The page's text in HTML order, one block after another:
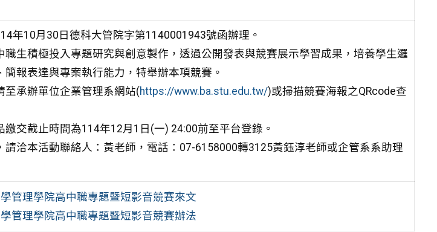
年10月30日德科大管院字第1140001943號函辦理。
職生積極投入專題研究與創意製作，透過公開發表與競賽展示學習成果，培養學生邏
簡報表達與專案執行能力，特舉辦本項競賽。
至承辦單位企業管理系網站(https://www.ba.stu.edu.tw/)或掃描競賽海報之QRcode查
繳交截止時間為114年12月1日(一) 24:00前至平台登錄。
請洽本活動聯絡人：黃老師，電話：07-6158000轉3125黃鈺淳老師或企管系系助理
管理學院高中職專題暨短影音競賽來文
管理學院高中職專題暨短影音競賽辦法